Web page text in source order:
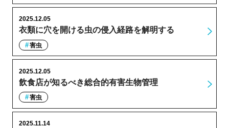
衣類に穴を開ける虫の侵入経路を解明する
2025.12.05
害虫
飲食店が知るべき総合的有害生物管理
2025.12.05
害虫
2025.11.14